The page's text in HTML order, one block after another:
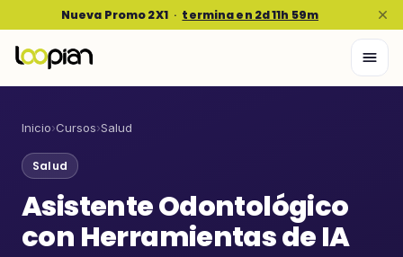
Nueva Promo 2X1 · termina en 2d 11h 59m
Inicio›Cursos›Salud
Salud
Asistente Odontológico
con Herramientas de IA